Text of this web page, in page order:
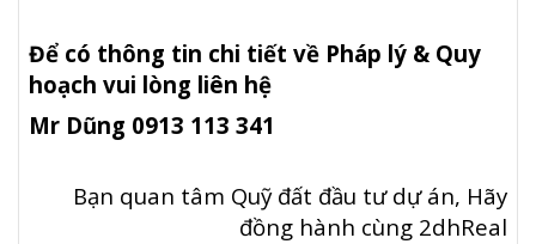
Để có thông tin chi tiết về Pháp lý & Quy
hoạch vui lòng liên hệ
Mr Dũng 0913 113 341
Bạn quan tâm Quỹ đất đầu tư dự án, Hãy
đồng hành cùng 2dhReal